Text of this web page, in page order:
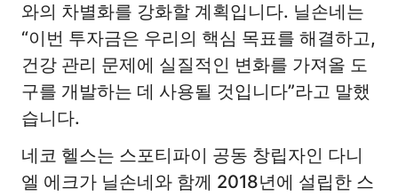
와의 차별화를 강화할 계획입니다. 닐손네는
“이번 투자금은 우리의 핵심 목표를 해결하고,
건강 관리 문제에 실질적인 변화를 가져올 도
구를 개발하는 데 사용될 것입니다”라고 말했
습니다.
네코 헬스는 스포티파이 공동 창립자인 다니
엘 에크가 닐손네와 함께 2018년에 설립한 스